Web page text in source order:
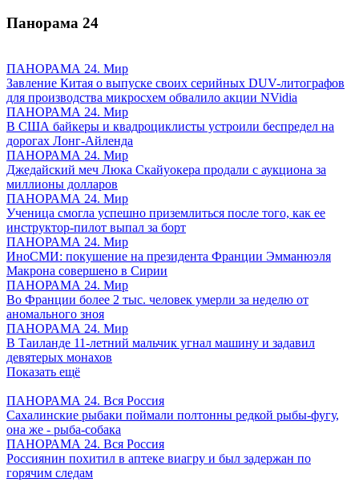
Панорама 24
ПАНОРАМА 24. Мир
Завление Китая о выпуске своих серийных DUV-литографов
для производства микросхем обвалило акции NVidia
ПАНОРАМА 24. Мир
В США байкеры и квадроциклисты устроили беспредел на
дорогах Лонг-Айленда
ПАНОРАМА 24. Мир
Джедайский меч Люка Скайуокера продали с аукциона за
миллионы долларов
ПАНОРАМА 24. Мир
Ученица смогла успешно приземлиться после того, как ее
инструктор-пилот выпал за борт
ПАНОРАМА 24. Мир
ИноСМИ: покушение на президента Франции Эмманюэля
Макрона совершено в Сирии
ПАНОРАМА 24. Мир
Во Франции более 2 тыс. человек умерли за неделю от
аномального зноя
ПАНОРАМА 24. Мир
В Таиланде 11-летний мальчик угнал машину и задавил
девятерых монахов
Показать ещё
ПАНОРАМА 24. Вся Россия
Сахалинские рыбаки поймали полтонны редкой рыбы-фугу,
она же - рыба-собака
ПАНОРАМА 24. Вся Россия
Россиянин похитил в аптеке виагру и был задержан по
горячим следам